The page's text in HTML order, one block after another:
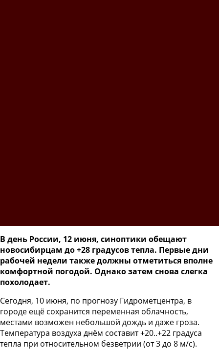
В день России, 12 июня, синоптики обещают
новосибирцам до +28 градусов тепла. Первые дни
рабочей недели также должны отметиться вполне
комфортной погодой. Однако затем снова слегка
похолодает.
Сегодня, 10 июня, по прогнозу Гидрометцентра, в
городе ещё сохранится переменная облачность,
местами возможен небольшой дождь и даже гроза.
Температура воздуха днём составит +20..+22 градуса
тепла при относительном безветрии (от 3 до 8 м/с).